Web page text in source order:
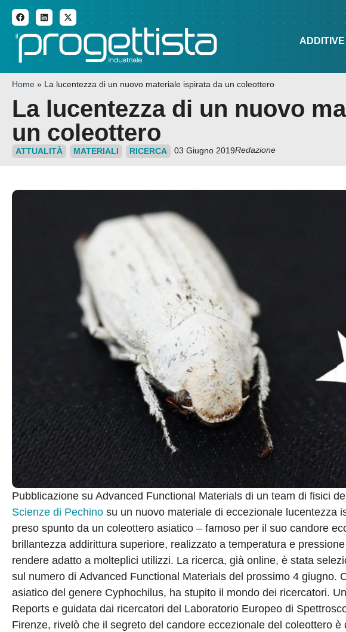
ADDITIVE MANUFACTURING QUADERNI
Home » La lucentezza di un nuovo materiale ispirata da un coleottero
La lucentezza di un nuovo
un coleottero
ATTUALITÀ MATERIALI RICERCA 03 Giugno 2019Redazione
Pubblicazione su Advanced Functional Materials di un team di fisici
Scienze di Pechino su un nuovo materiale di eccezionale lucentezza
preso spunto da un coleottero asiatico – famoso per il suo candore
brillantezza addirittura superiore, realizzato a temperatura e
rendere adatto a molteplici utilizzi. La ricerca, già online, è stata
sul numero di Advanced Functional Materials del prossimo 4 giugno.
asiatico del genere Cyphochilus, ha stupito il mondo dei ricercatori.
Reports e guidata dai ricercatori del Laboratorio Europeo di
Firenze, rivelò che il segreto del candore eccezionale del coleottero